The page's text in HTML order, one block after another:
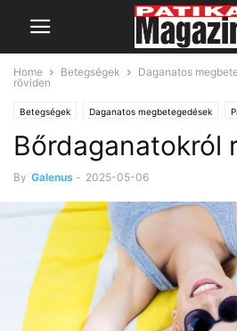
Home Betegségek Daganatos
röviden
Betegségek Daganatos megbetegedések
Bőrdaganatokról
By Galenus - 2025-05-06